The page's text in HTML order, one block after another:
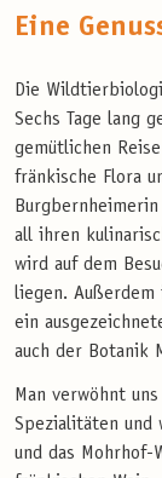
Eine
Die
Sechs Tage lang
gemütlichen
fränkische Flora
all ihren
wird auf dem
liegen.
ein
auch der Botanik
Man verwöhnt
Spezialitäten und
und das Mohrhof-